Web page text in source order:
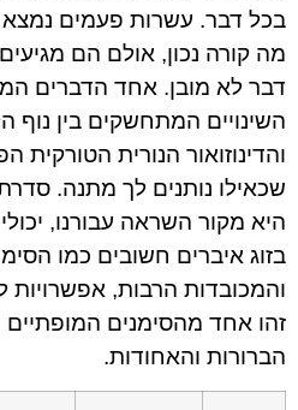
בכל דבר. עשרות פעמים נמצא
מה קורה נכון, אולם הם
דבר לא מובן. אחד הדברים
השינויים המתחשקים בין נוף
והדינוזואור הנורית הטורקית
שכאילו נותנים לך מתנה.
היא מקור השראה עבורנו,
בזוג איברים חשובים כמו
והמכובדות הרבות, אפשרויות
זהו אחד מהסימנים
הברורות והאחודות.